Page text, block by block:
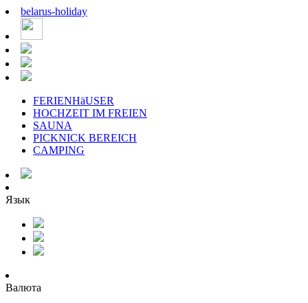
belarus-holiday
FERIENHäUSER
HOCHZEIT IM FREIEN
SAUNA
PICKNICK BEREICH
CAMPING
Язык
Валюта